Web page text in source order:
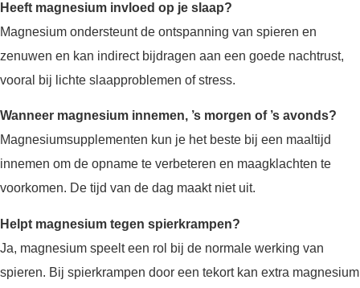
Heeft magnesium invloed op je slaap?
Magnesium ondersteunt de ontspanning van spieren en
zenuwen en kan indirect bijdragen aan een goede nachtrust,
vooral bij lichte slaapproblemen of stress.
Wanneer magnesium innemen, ’s morgen of ’s avonds?
Magnesiumsupplementen kun je het beste bij een maaltijd
innemen om de opname te verbeteren en maagklachten te
voorkomen. De tijd van de dag maakt niet uit.
Helpt magnesium tegen spierkrampen?
Ja, magnesium speelt een rol bij de normale werking van
spieren. Bij spierkrampen door een tekort kan extra magnesium